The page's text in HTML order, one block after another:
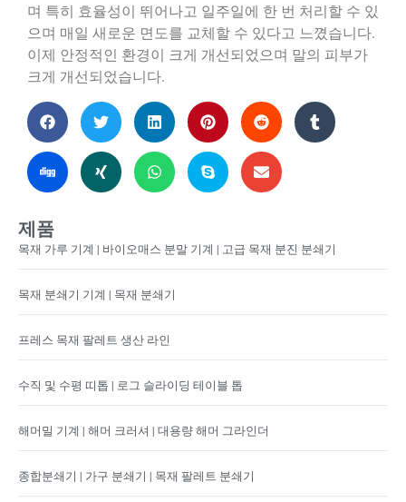
며 특히 효율성이 뛰어나고 일주일에 한 번 처리할 수 있
으며 매일 새로운 면도를 교체할 수 있다고 느꼈습니다.
이제 안정적인 환경이 크게 개선되었으며 말의 피부가
크게 개선되었습니다.
제품
목재 가루 기계 | 바이오매스 분말 기계 | 고급 목재 분진 분쇄기
목재 분쇄기 기계 | 목재 분쇄기
프레스 목재 팔레트 생산 라인
수직 및 수평 띠톱 | 로그 슬라이딩 테이블 톱
해머밀 기계 | 해머 크러셔 | 대용량 해머 그라인더
종합분쇄기 | 가구 분쇄기 | 목재 팔레트 분쇄기